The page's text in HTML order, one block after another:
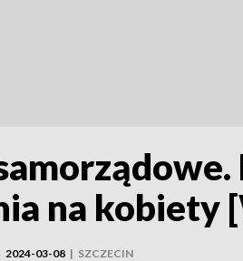
na kobiety
2024-03-08 | SZCZECIN